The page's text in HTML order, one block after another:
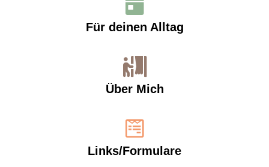
Für deinen Alltag
Über Mich
Links/Formulare